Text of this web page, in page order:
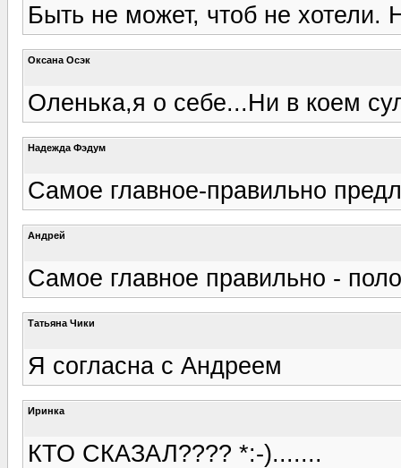
Быть не может, чтоб не хотели.
Оксана Осэк
Оленька,я о себе...Ни в коем
Надежда Фэдум
Самое главное-правильно
Андрей
Самое главное правильно -
Татьяна Чики
Я согласна с Андреем
Иринка
КТО СКАЗАЛ???? *:-).......